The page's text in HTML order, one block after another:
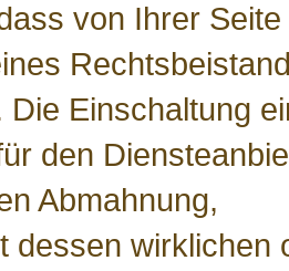
von Ihrer Seite
Die Einschaltung
den
Abmahnung,
dessen wirklichen